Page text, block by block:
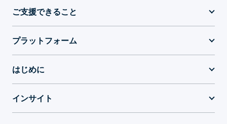
率（ROI）を算出したレポートをご
案内します。 ClearScape Analytics
が実現するコスト削減と利益 この
レポートでは、Teradata のお客様
が ClearScape Analytics を活用
客エンゲージメントを実現している
ご支援できること
プラットフォーム
はじめに
インサイト